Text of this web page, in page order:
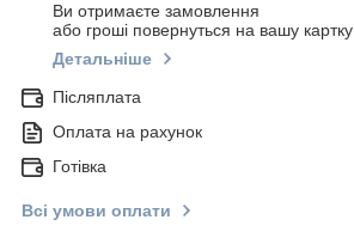
Ви отримаєте замовлення
або гроші повернуться на вашу картку
Детальніше
Післяплата
Оплата на рахунок
Готівка
Всі умови оплати